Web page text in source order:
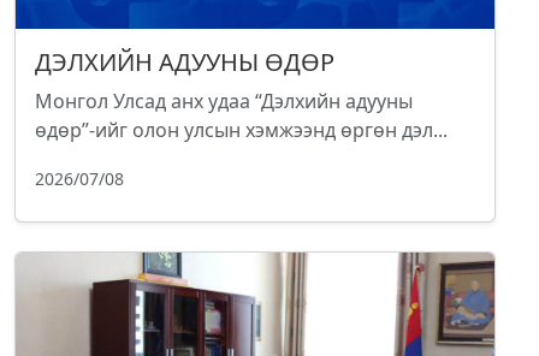
ДЭЛХИЙН АДУУНЫ ӨДӨР
Монгол Улсад анх удаа “Дэлхийн адууны
өдөр”-ийг олон улсын хэмжээнд өргөн дэл...
2026/07/08